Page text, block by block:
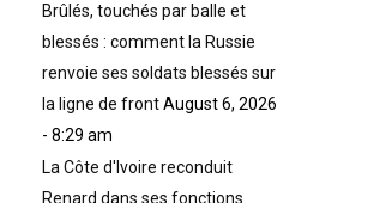
Brûlés, touchés par balle et
blessés : comment la Russie
renvoie ses soldats blessés sur
la ligne de frontAugust 6, 2026
- 8:29 am
La Côte d'Ivoire reconduit
Renard dans ses fonctions